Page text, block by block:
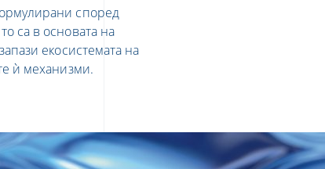
според
са в основата на
екосистемата на
ѝ механизми.